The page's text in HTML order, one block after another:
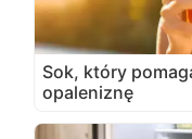
Sok, który
opaleniznę